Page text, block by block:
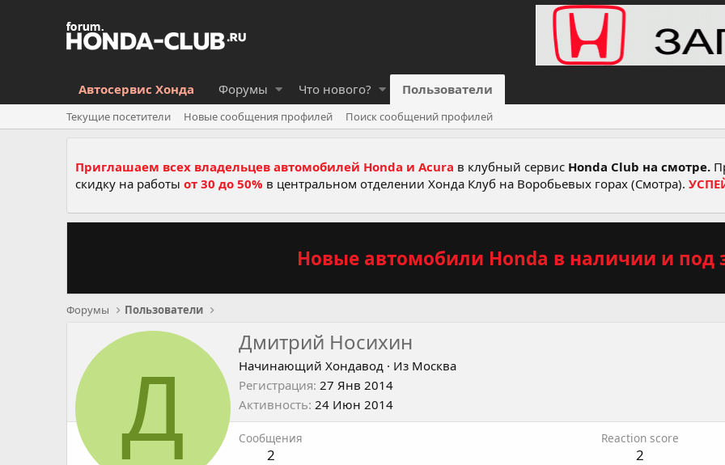
Автосервис Хонда Форумы Что нового? Пользователи
Текущие посетители Новые сообщения профилей Поиск сообщений профилей
Приглашаем всех владельцев автомобилей Honda и Acura в клубный сервис Honda Club на смотре.
скидку на работы от 30 до 50% в центральном отделении Хонда Клуб на Воробьевых горах (Смотра).
Новые автомобили Honda в наличии и под
Форумы Пользователи
Д
Дмитрий Носихин
Начинающий Хондавод · Из Москва
Регистрация 27 Янв 2014
Активность 24 Июн 2014
Сообщения
2
Reaction score
2